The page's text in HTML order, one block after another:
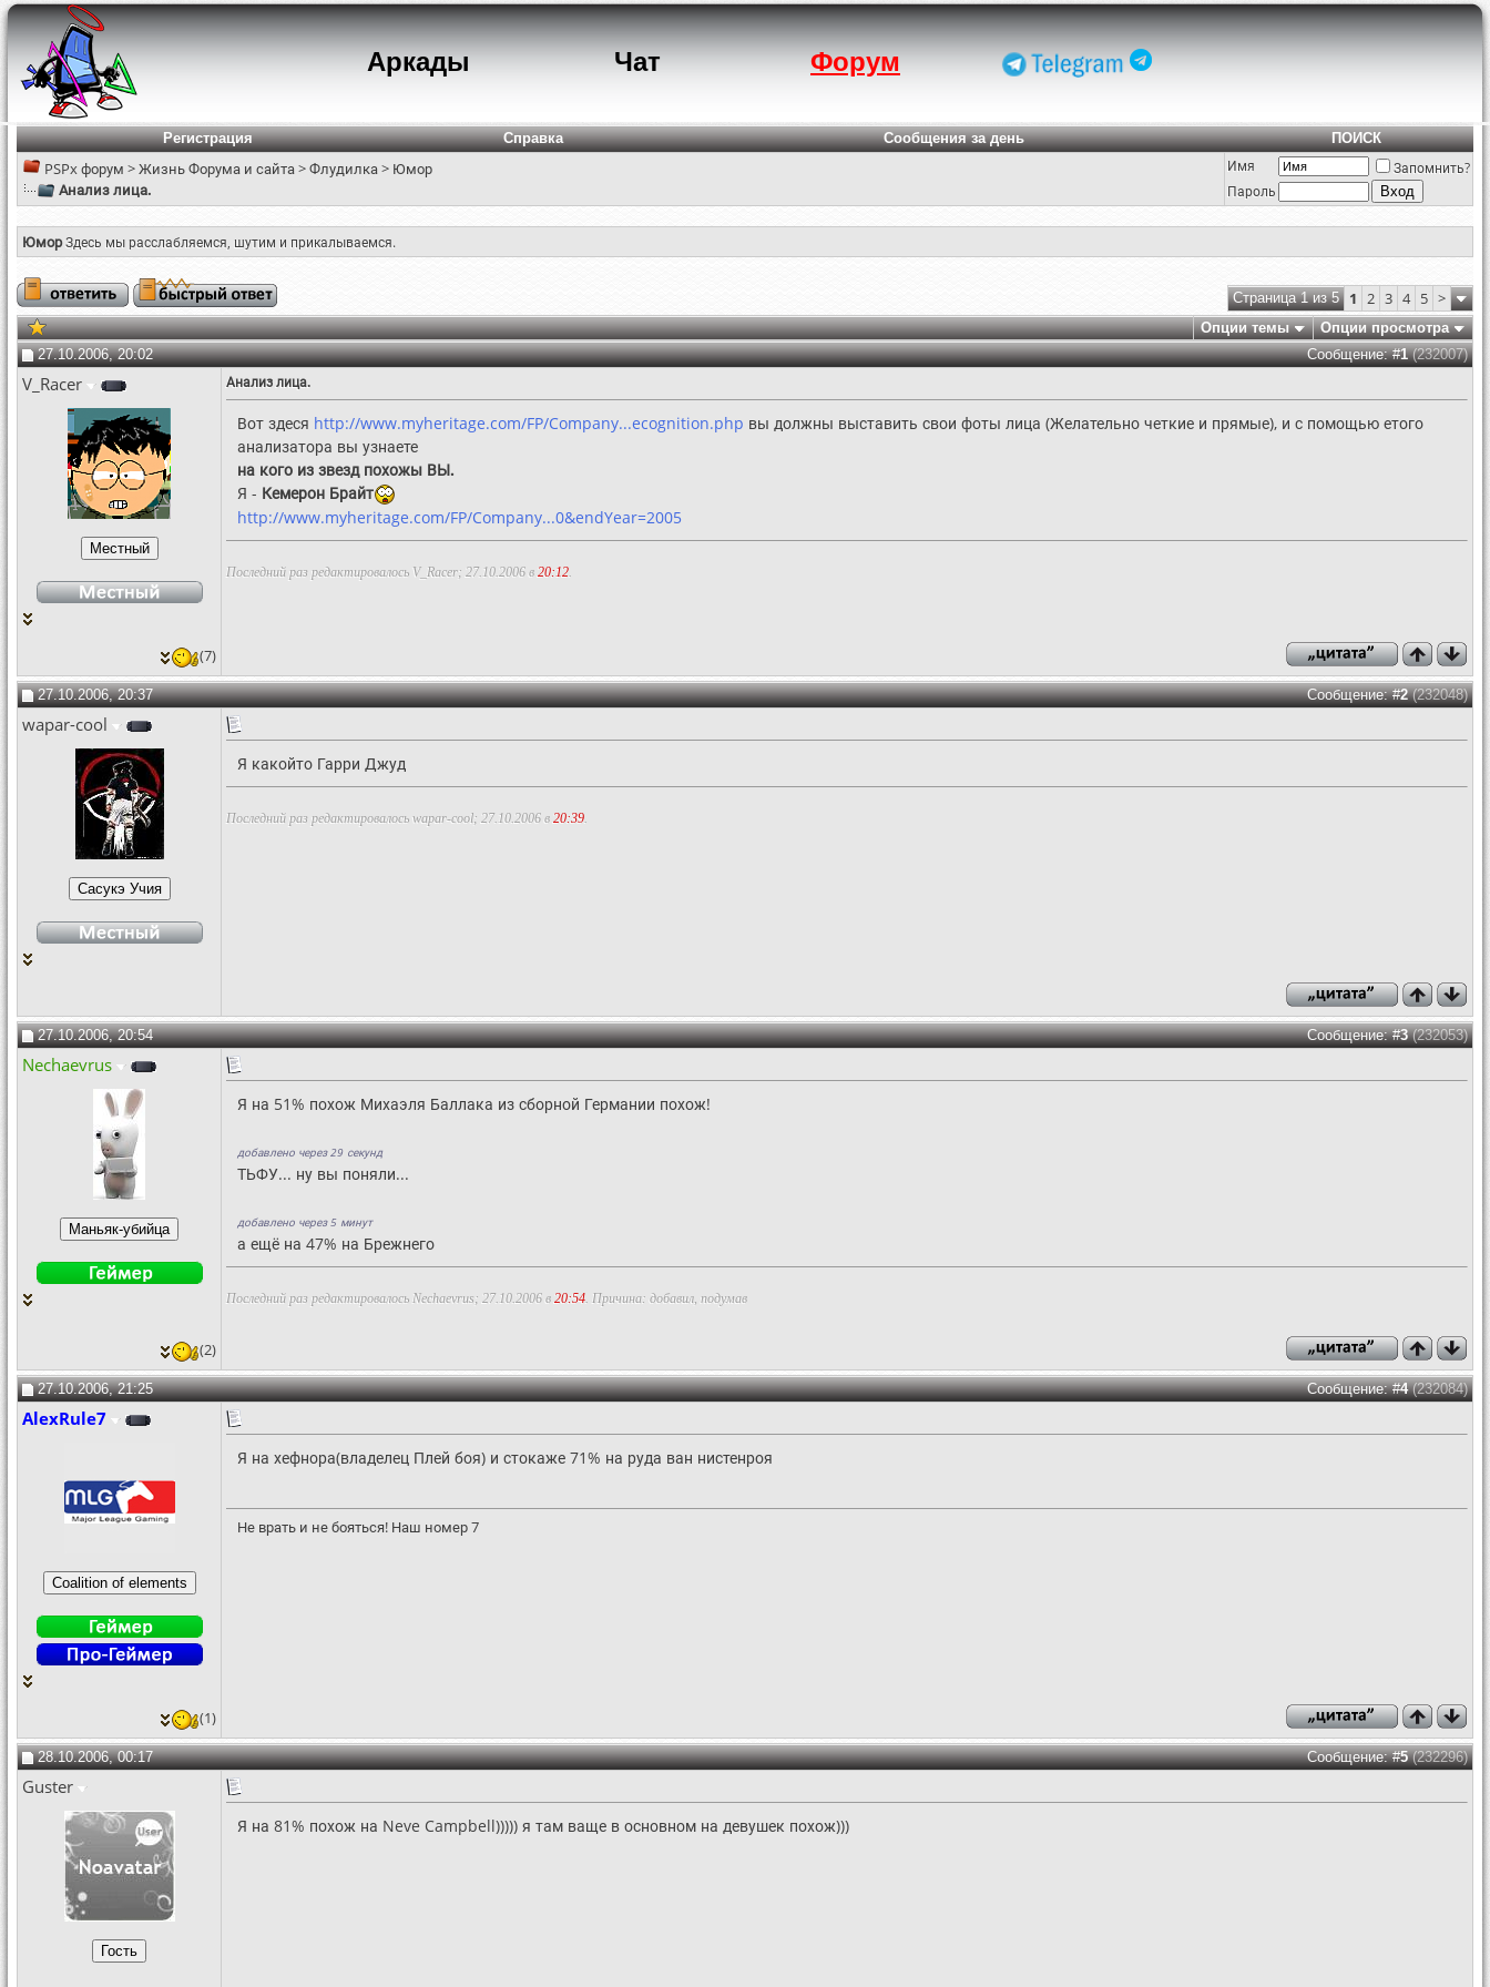
Аркады Чат Форум
Регистрация Справка Сообщения за день ПОИСК
PSPx форум >Жизнь Форума и сайта>Флудилка> Юмор
Анализ лица.
Имя
Запомнить?
Пароль
ЮморЗдесь мы расслабляемся, шутим и прикалываемся.
Страница 1 из 5 1 2 3 4 5 >
Опции темы
Опции просмотра
27.10.2006, 20:02
Сообщение: #1(232007)
V_Racer Анализ лица.
Вот здеся http://www.myheritage.com/FP/Company...ecognition.php вы должны выставить свои фоты лица (Желательно четкие и прямые), и с помощью етого
анализатора вы узнаете
на кого из звезд похожы ВЫ.
Я - Кемерон Брайт
http://www.myheritage.com/FP/Company...0&endYear=2005
Последний раз редактировалось V_Racer; 27.10.2006 в 20:12.
(7)
27.10.2006, 20:37 Сообщение: #2(232048)
wapar-cool
Я какойто Гарри Джуд
Последний раз редактировалось wapar-cool; 27.10.2006 в 20:39.
27.10.2006, 20:54 Сообщение: #3(232053)
Nechaevrus
Я на 51% похож Михаэля Баллака из сборной Германии похож!
добавлено через 29 секунд
ТЬФУ... ну вы поняли...
добавлено через 5 минут
а ещё на 47% на Брежнего
Последний раз редактировалось Nechaevrus; 27.10.2006 в 20:54. Причина: добавил, подумав
(2)
27.10.2006, 21:25 Сообщение: #4(232084)
AlexRule7
Я на хефнора(владелец Плей боя) и стокаже 71% на руда ван нистенроя
Не врать и не бояться! Наш номер 7
(1)
28.10.2006, 00:17 Сообщение: #5(232296)
Guster
Я на 81% похож на Neve Campbell))))) я там ваще в основном на девушек похож)))